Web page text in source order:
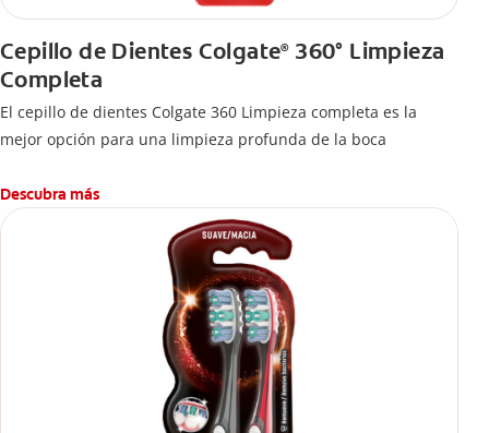
Cepillo de Dientes Colgate®360° Limpieza
Completa
El cepillo de dientes Colgate 360 Limpieza completa es la
mejor opción para una limpieza profunda de la boca
Descubra más